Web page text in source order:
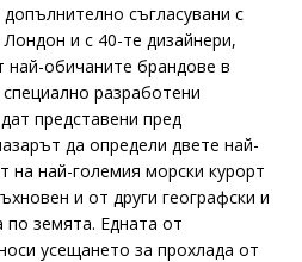
съгласувани с
Лондон и с 40-те дизайнери,
най-обичаните брандове в
разработени
представени пред
да определи двете най-
на най-големия морски курорт
и от други географски и
по земята. Едната от
усещането за прохлада от